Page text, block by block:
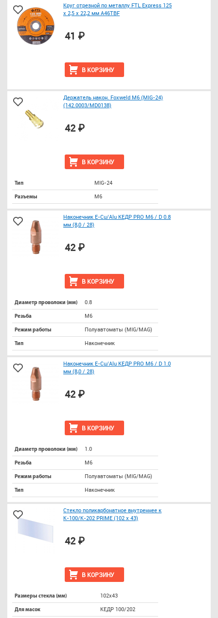
Круг отрезной по металлу FTL Express 125
х 2,5 х 22,2 мм A46TBF
В КОРЗИНУ
41 ₽
Держатель након. Foxweld М6 (MIG-24)
(142.0003/МD0138)
В КОРЗИНУ
42 ₽
Тип MIG-24
Разъемы M6
Наконечник E-Cu/Alu КЕДР PRO М6 / D 0.8
мм (8,0 / 28)
В КОРЗИНУ
42 ₽
Диаметр проволоки (мм) 0.8
Резьба М6
Режим работы Полуавтоматы (MIG/MAG)
Тип Наконечник
Наконечник E-Cu/Alu КЕДР PRO М6 / D 1.0
мм (8,0 / 28)
В КОРЗИНУ
42 ₽
Диаметр проволоки (мм) 1.0
Резьба М6
Режим работы Полуавтоматы (MIG/MAG)
Тип Наконечник
Стекло поликарбонатное внутреннее к
К-100/К-202 PRIME (102 х 43)
В КОРЗИНУ
42 ₽
Размеры стекла (мм) 102х43
Для масок КЕДР 100/202